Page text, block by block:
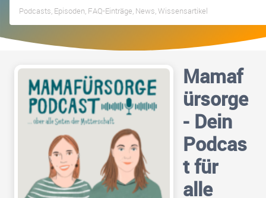
Mamaf
ürsorge
- Dein
Podcas
t für
alle